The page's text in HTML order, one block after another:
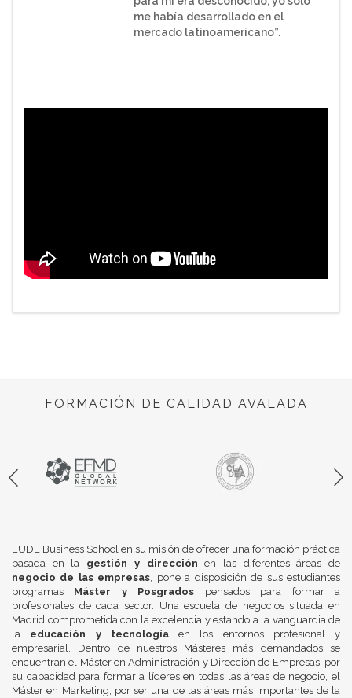
me había desarrollado en el
mercado latinoamericano”.
FORMACIÓN DE CALIDAD AVALADA
EUDE Business School en su misión de ofrecer una formación práctica
basada en la gestión y dirección en las diferentes áreas de
negocio de las empresas, pone a disposición de sus estudiantes
programas Máster y Posgrados pensados para formar a
profesionales de cada sector. Una escuela de negocios situada en
Madrid comprometida con la excelencia y estando a la vanguardia de
la educación y tecnologíaen los entornos profesional y
empresarial. Dentro de nuestros Másteres más demandados se
encuentran el Máster en Administración y Dirección de Empresas, por
su capacidad para formar a líderes en todas las áreas de negocio, el
Máster en Marketing, por ser una de las áreas más importantes de la